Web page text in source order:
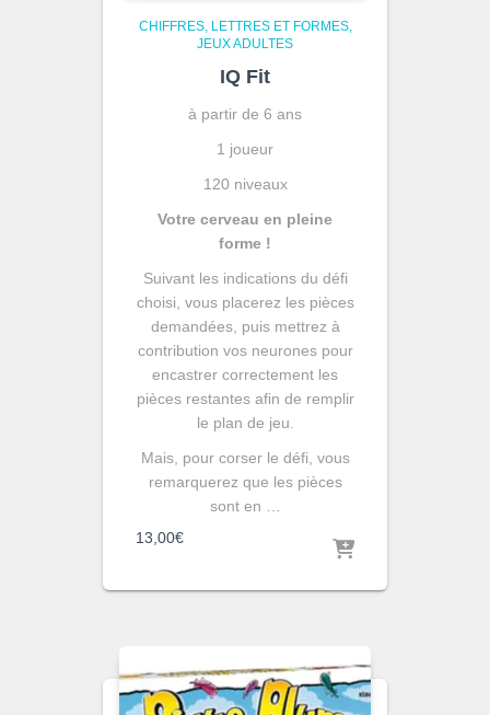
CHIFFRES, LETTRES ET FORMES
JEUX ADULTES
IQ Fit
à partir de 6 ans
1 joueur
120 niveaux
Votre cerveau en pleine
forme !
Suivant les indications du défi
choisi, vous placerez les pièces
demandées, puis mettrez à
contribution vos neurones pour
encastrer correctement les
pièces restantes afin de remplir
le plan de jeu.
Mais, pour corser le défi, vous
remarquerez que les pièces
sont en …
13,00€